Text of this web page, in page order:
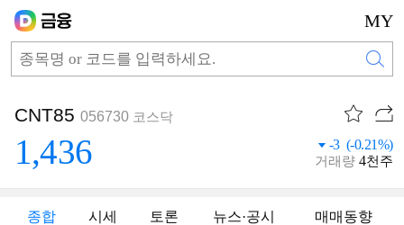
MY
CNT85 056730 코스닥
1,436 -3 (-0.21%)
거래량 4천주
종합 시세 토론 뉴스·공시 매매동향